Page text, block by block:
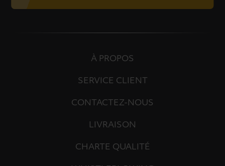
À PROPOS
SERVICE CLIENT
CONTACTEZ-NOUS
LIVRAISON
CHARTE QUALITÉ